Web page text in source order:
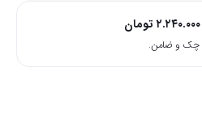
۲.۲۴۰.۰۰۰ تومان